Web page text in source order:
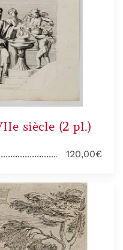
siècle (2 pl.)
120,00€